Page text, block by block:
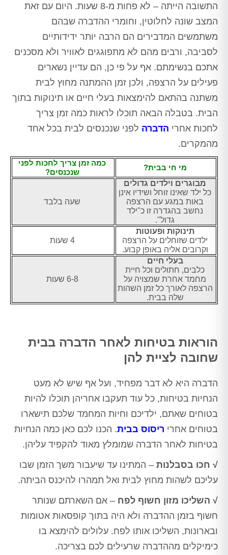
התשובה הייתה – לא פחות מ-8 שעות. היום עם זאת
המצב שונה לחלוטין, וחומרי ההדברה שבהם
משתמשים המדבירים הם הרבה יותר ידידותיים
לסביבה, ורבים מהם לא מתפוגגים לאוויר ולא מסכנים
אתכם בנשימתם. אף על פי כן, הם עדיין נשארים
פעילים על הרצפה, ולכן זמן ההמתנה מחוץ לבית
משתנה בהתאם להימצאות בעלי חיים או תינוקות בתוך
הבית. בטבלה הבאה תוכלו לראות כמה זמן צריך
לחכות אחרי הדברה לפני שנכנסים לבית בכל אחד
מהמקרים.
מי חי בבית?
כמה זמן צריך לחכות לפני
שנכנסים?
מבוגרים וילדים גדולים
כל ילד שאינו זוחל ושידיו אינן
באות במגע עם הרצפה
נחשב בהגדרה זו כ"ילד
גדול".
שעה בלבד
תינוקות ופעוטות
ילדים שזוחלים על הרצפה
וקרובים אליה באופן קבוע.
4 שעות
בעלי חיים
כלבים, חתולים וכל חיית
מחמד אחרת שמצויה על
הרצפה לאורך כל זמן השהות
שלה בבית.
6-8 שעות
הוראות בטיחות לאחר הדברה בבית
שחובה לציית להן
הדברה היא לא דבר מפחיד, ועל אף שיש לא מעט
הנחיות בטיחות, כל עוד תעקבו אחריהן תוכלו להיות
בטוחים שאתם, ילדיכם וחיות המחמד שלכם תישארו
בטוחים אחרי ריסוס בבית. הכנו לכם כאן כמה הנחיות
בטיחות לאחר הדברה שמומלץ מאוד להקפיד עליהן.
√ חכו בסבלנות – המתינו עד שיעבור משך הזמן שבו
עליכם לשהות מחוץ לבית ואל תמהרו להיכנס הביתה.
√ השליכו מזון חשוף לפח – אם השארתם שנותר
חשוף בזמן ההדברה ולא היה בתוך קופסאות אטומות
ובארונות, השליכו אותו לפח. עלולים להימצא בו
כימיקלים מההדברה שרעילים לכם בצריכה.